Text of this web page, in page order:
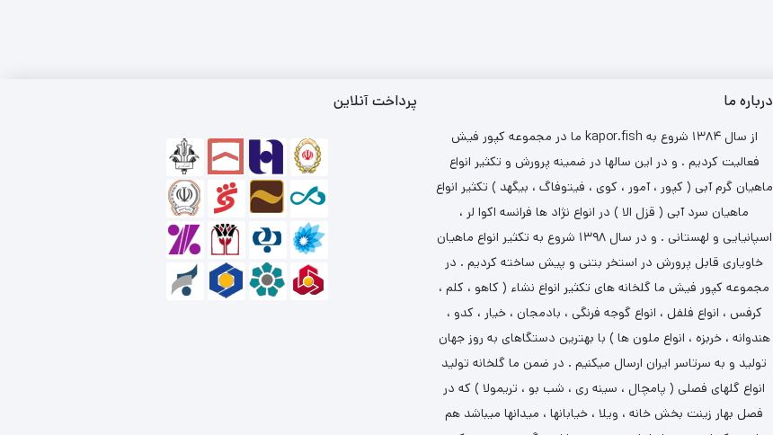
درباره ما
ما در مجموعه کپور فیش kapor.fish از سال ۱۳۸۴ شروع به
فعالیت کردیم . و در این سالها در ضمینه پرورش و تکثیر انواع
ماهیان گرم آبی ( کپور ، آمور ، کوی ، فیتوفاگ ، بیگهد ) تکثیر انواع
ماهیان سرد آبی ( قزل الا ) در انواع نژاد ها فرانسه اکوا لر ،
اسپانیایی و لهستانی . و در سال ۱۳۹۸ شروع به تکثیر انواع ماهیان
خاویاری قابل پرورش در استخر بتنی و پیش ساخته کردیم . در
مجموعه کپور فیش ما گلخانه های تکثیر انواع نشاء ( کاهو ، کلم ،
کرفس ، انواع فلفل ، انواع گوجه فرنگی ، بادمجان ، خیار ، کدو ،
هندوانه ، خربزه ، انواع ملون ها ) با بهترین دستگاهای به روز جهان
تولید و به سرتاسر ایران ارسال میکنیم . در ضمن ما گلخانه تولید
انواع گلهای فصلی ( پامچال ، سینه ری ، شب بو ، تریمولا ) که در
فصل بهار زینت بخش خانه ، ویلا ، خیابانها ، میدانها میباشد هم
پرداخت آنلاین